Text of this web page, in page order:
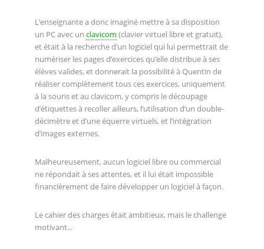
L’enseignante a donc imaginé mettre à sa disposition
un PC avec un clavicom (clavier virtuel libre et gratuit),
et était à la recherche d’un logiciel qui lui permettrait de
numériser les pages d’exercices qu’elle distribue à ses
élèves valides, et donnerait la possibilité à Quentin de
réaliser complètement tous ces exercices, uniquement
à la souris et au clavicom, y compris le découpage
d’étiquettes à recoller ailleurs, l’utilisation d’un double-
décimètre et d’une équerre virtuels, et l’intégration
d’images externes.
Malheureusement, aucun logiciel libre ou commercial
ne répondait à ses attentes, et il lui était impossible
financièrement de faire développer un logiciel à façon.
Le cahier des charges était ambitieux, mais le challenge
motivant...